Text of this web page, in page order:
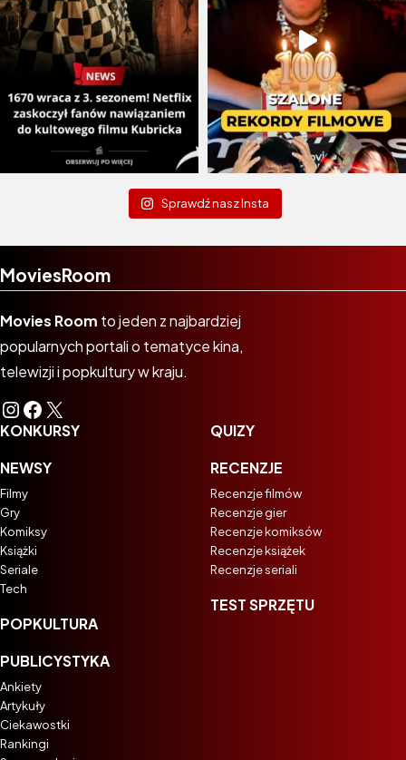
Sprawdź nasz Insta
MoviesRoom
Movies Room to jeden z najbardziej
popularnych portali o tematyce kina,
telewizji i popkultury w kraju.
Instagram
Facebook
X
KONKURSY
NEWSY
Filmy
Gry
Komiksy
Książki
Seriale
Tech
POPKULTURA
PUBLICYSTYKA
Ankiety
Artykuły
Ciekawostki
Rankingi
QUIZY
RECENZJE
Recenzje filmów
Recenzje gier
Recenzje komiksów
Recenzje książek
Recenzje seriali
TEST SPRZĘTU